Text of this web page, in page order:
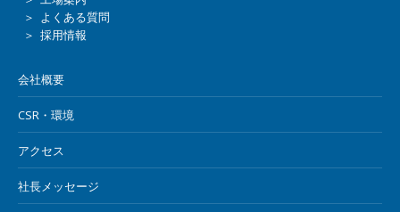
＞ よくある質問
＞ 採用情報
会社概要
CSR・環境
アクセス
社長メッセージ